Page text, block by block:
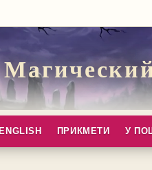
ENGLISH ПРИКМЕТИ У